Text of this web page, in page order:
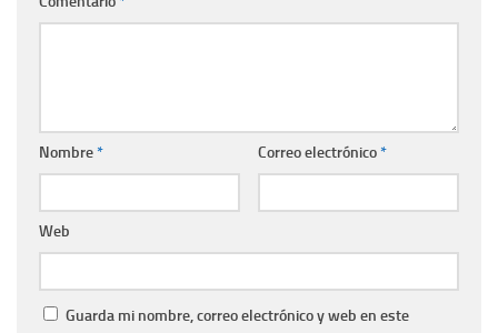
Nombre* Correo electrónico*
Web
Guarda mi nombre, correo electrónico y web en este